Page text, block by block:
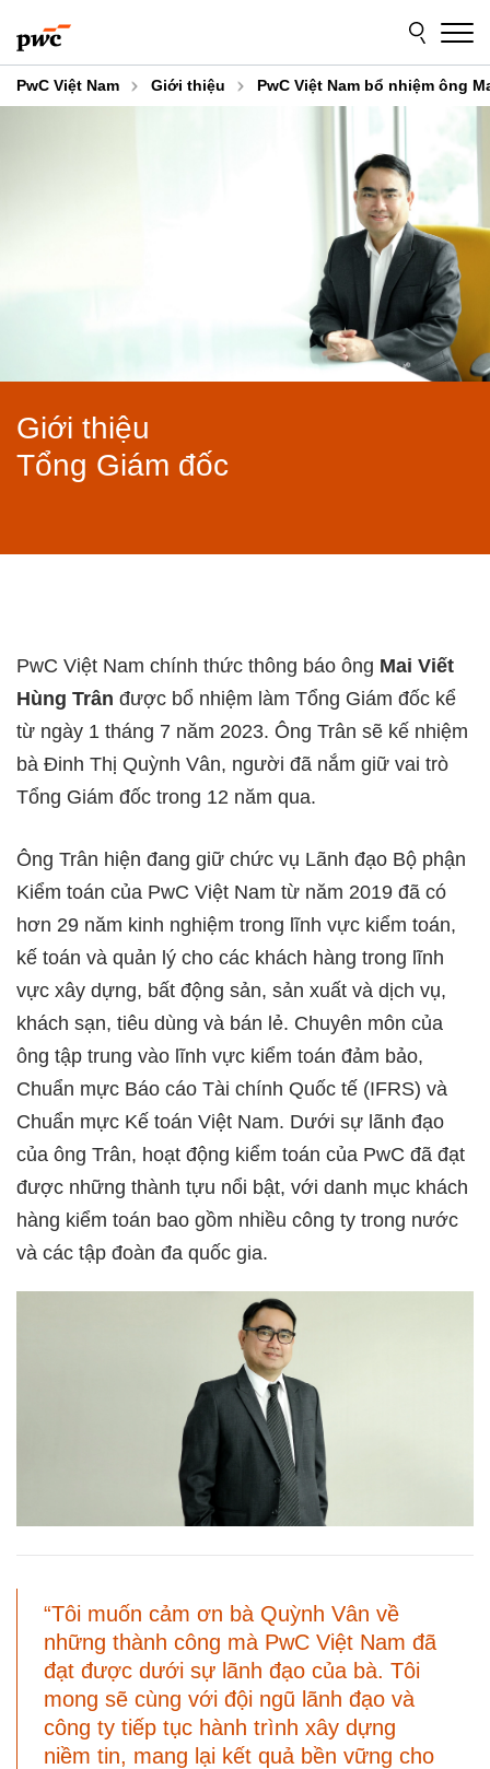
PwC Việt Nam Giới thiệu PwC Việt Nam bổ nhiệm ông
Giới thiệu
Tổng Giám đốc
PwC Việt Nam chính thức thông báo ông Mai Viết
Hùng Trân được bổ nhiệm làm Tổng Giám đốc kể
từ ngày 1 tháng 7 năm 2023. Ông Trân sẽ kế nhiệm
bà Đinh Thị Quỳnh Vân, người đã nắm giữ vai trò
Tổng Giám đốc trong 12 năm qua.
Ông Trân hiện đang giữ chức vụ Lãnh đạo Bộ phận
Kiểm toán của PwC Việt Nam từ năm 2019 đã có
hơn 29 năm kinh nghiệm trong lĩnh vực kiểm toán,
kế toán và quản lý cho các khách hàng trong lĩnh
vực xây dựng, bất động sản, sản xuất và dịch vụ,
khách sạn, tiêu dùng và bán lẻ. Chuyên môn của
ông tập trung vào lĩnh vực kiểm toán đảm bảo,
Chuẩn mực Báo cáo Tài chính Quốc tế (IFRS) và
Chuẩn mực Kế toán Việt Nam. Dưới sự lãnh đạo
của ông Trân, hoạt động kiểm toán của PwC đã đạt
được những thành tựu nổi bật, với danh mục khách
hàng kiểm toán bao gồm nhiều công ty trong nước
và các tập đoàn đa quốc gia.
“Tôi muốn cảm ơn bà Quỳnh Vân về
những thành công mà PwC Việt Nam đã
đạt được dưới sự lãnh đạo của bà. Tôi
mong sẽ cùng với đội ngũ lãnh đạo và
công ty tiếp tục hành trình xây dựng
niềm tin, mang lại kết quả bền vững cho